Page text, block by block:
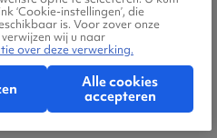
‘Cookie-instellingen’, die
is. Voor zover onze
wij u naar
over deze verwerking.
Alle cookies
accepteren